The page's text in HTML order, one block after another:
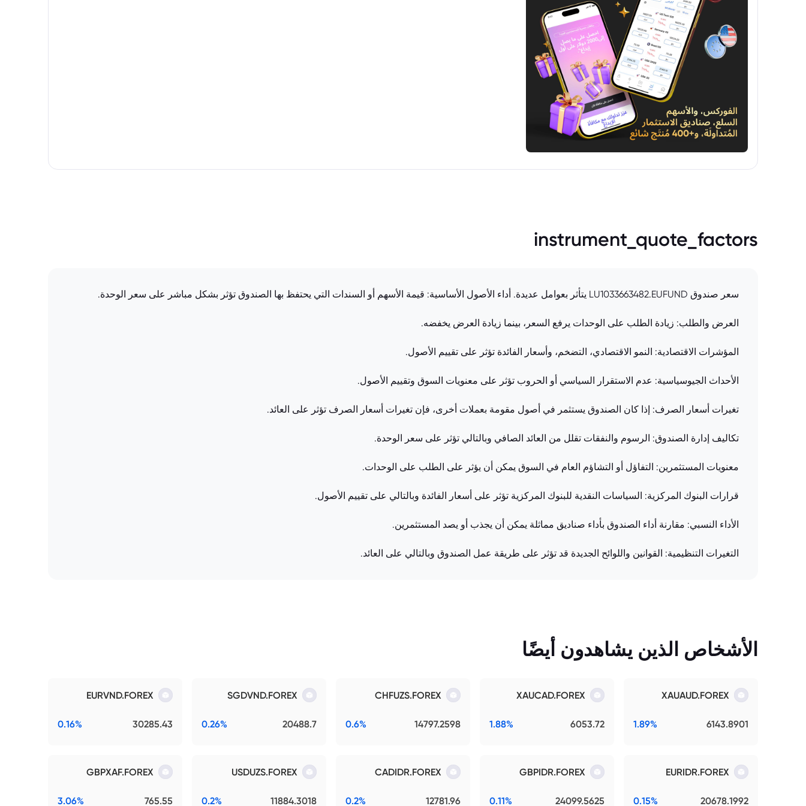
instrument_quote_factors
سعر صندوق LU1033663482.EUFUND يتأثر بعوامل عديدة. أداء الأصول الأساسية: قيمة الأسهم أو السندات التي يحتفظ بها الصندوق تؤثر بشكل مباشر على سعر الوحدة.
العرض والطلب: زيادة الطلب على الوحدات يرفع السعر، بينما زيادة العرض يخفضه.
المؤشرات الاقتصادية: النمو الاقتصادي، التضخم، وأسعار الفائدة تؤثر على تقييم الأصول.
الأحداث الجيوسياسية: عدم الاستقرار السياسي أو الحروب تؤثر على معنويات السوق وتقييم الأصول.
تغيرات أسعار الصرف: إذا كان الصندوق يستثمر في أصول مقومة بعملات أخرى، فإن تغيرات أسعار الصرف تؤثر على العائد.
تكاليف إدارة الصندوق: الرسوم والنفقات تقلل من العائد الصافي وبالتالي تؤثر على سعر الوحدة.
معنويات المستثمرين: التفاؤل أو التشاؤم العام في السوق يمكن أن يؤثر على الطلب على الوحدات.
قرارات البنوك المركزية: السياسات النقدية للبنوك المركزية تؤثر على أسعار الفائدة وبالتالي على تقييم الأصول.
الأداء النسبي: مقارنة أداء الصندوق بأداء صناديق مماثلة يمكن أن يجذب أو يصد المستثمرين.
التغيرات التنظيمية: القوانين واللوائح الجديدة قد تؤثر على طريقة عمل الصندوق وبالتالي على العائد.
الأشخاص الذين يشاهدون أيضًا
XAUAUD.FOREX
6143.8901
1.89%
XAUCAD.FOREX
6053.72
1.88%
CHFUZS.FOREX
14797.2598
0.6%
SGDVND.FOREX
20488.7
0.26%
EURVND.FOREX
30285.43
0.16%
EURIDR.FOREX
20678.1992
0.15%
GBPIDR.FOREX
24099.5625
0.11%
CADIDR.FOREX
12781.96
0.2%
USDUZS.FOREX
11884.3018
0.2%
GBPXAF.FOREX
765.55
3.06%